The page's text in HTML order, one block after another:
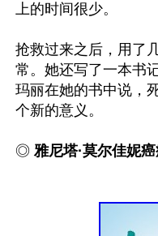
上的时间很少。
抢救过来之后，用了
常。她还写了一本书
玛丽在她的书中说，
个新的意义。
◎ 雅尼塔·莫尔佳妮